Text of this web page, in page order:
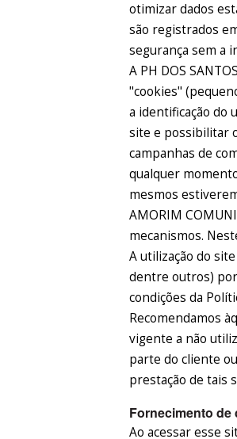
otimizar dados
são registrados
segurança sem a
A PH DOS
"cookies"
a identificação do
site e possibilitar
campanhas de
qualquer
mesmos
AMORIM
mecanismos.
A utilização do
dentre outros)
condições da
Recomendamos
vigente a não
parte do cliente
prestação de tais
Fornecimento de
Ao acessar esse